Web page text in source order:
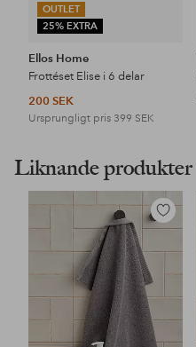
OUTLET
25% EXTRA
Ellos Home
Frottéset Elise i 6 delar
200 SEK
Ursprungligt pris 399 SEK
Liknande produkter
Lägg
i